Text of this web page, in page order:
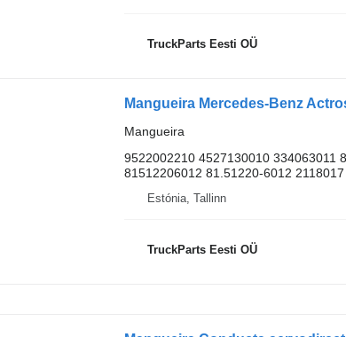
TruckParts Eesti OÜ
Mangueira
9522002210 4527130010 334063011
81512206012 81.51220-6012 2118017
Estónia, Tallinn
TruckParts Eesti OÜ